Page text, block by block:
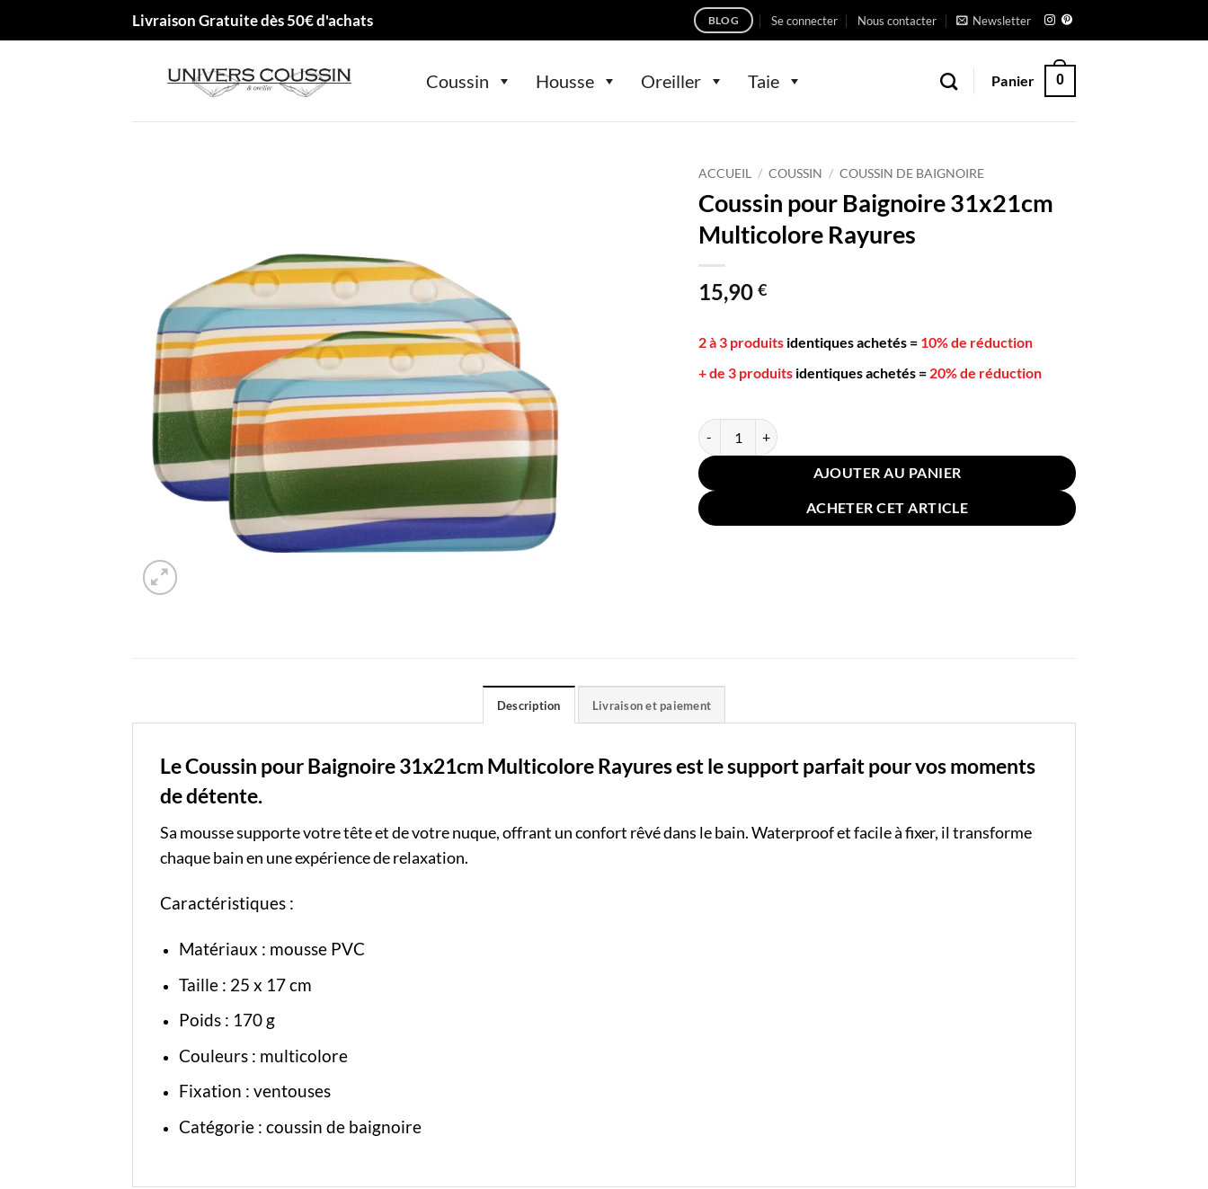
Livraison Gratuite dès 50€ d'achats BLOG Se connecter Nous contacter Newsletter
Coussin Housse Oreiller Taie Panier 0
ACCUEIL / COUSSIN / COUSSIN DE BAIGNOIRE
Coussin pour Baignoire 31x21cm
Multicolore Rayures
15,90 €
2 à 3 produits identiques achetés = 10% de réduction
+ de 3 produits identiques achetés = 20% de réduction
quantité de Coussin pour Baignoire 31x21cm Multicolore Rayures
AJOUTER AU PANIER
ACHETER CET ARTICLE
Description Livraison et paiement
Le Coussin pour Baignoire 31x21cm Multicolore Rayures est le support parfait pour vos moments
de détente.
Sa mousse supporte votre tête et de votre nuque, offrant un confort rêvé dans le bain. Waterproof et facile à fixer, il transforme
chaque bain en une expérience de relaxation.
Caractéristiques :
Matériaux : mousse PVC
Taille : 25 x 17 cm
Poids : 170 g
Couleurs : multicolore
Fixation : ventouses
Catégorie: coussin de baignoire